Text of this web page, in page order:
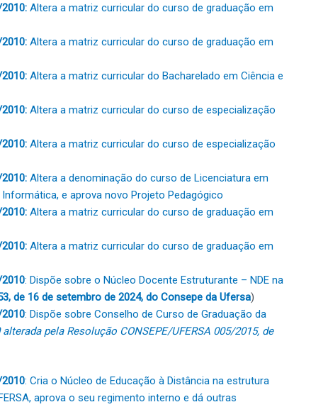
Altera a matriz curricular do curso de graduação em
Altera a matriz curricular do curso de graduação em
Altera a matriz curricular do Bacharelado em Ciência e
Altera a matriz curricular do curso de especialização
Altera a matriz curricular do curso de especialização
Altera a denominação do curso de Licenciatura em
e aprova novo Projeto Pedagógico
Altera a matriz curricular do curso de graduação em
Altera a matriz curricular do curso de graduação em
: Dispõe sobre o Núcleo Docente Estruturante – NDE na
de 16 de setembro de 2024, do Consepe da Ufersa)
: Dispõe sobre Conselho de Curso de Graduação da
pela Resolução CONSEPE/UFERSA 005/2015, de
: Cria o Núcleo de Educação à Distância na estrutura
aprova o seu regimento interno e dá outras